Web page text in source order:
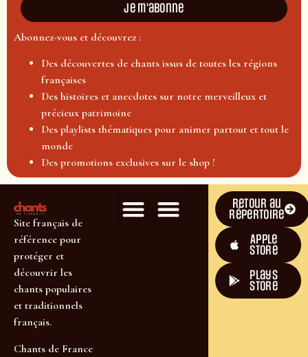
Je m'abonne
Abonnez-vous et découvrez :
Des découvertes de chants issus de toutes les régions
françaises
Des histoires et anecdotes sur notre merveilleux et
précieux patrimoine
Des playlists thématiques pour animer partout et tout le
monde
Des promotions exclusives sur le shop !
Site français de
référence pour
protéger et
découvrir les
chants populaires
et traditionnels
français.
Chants de France
Retour au
répertoire
Apple
Store
plays
store